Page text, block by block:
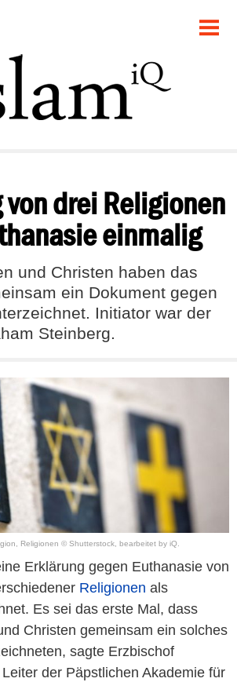
von drei Religionen
einmalig
und Christen haben das
ein Dokument gegen
Initiator war der
Steinberg.
Religionen © Shutterstock, bearbeitet by iQ.
Erklärung gegen Euthanasie von
Religionen als
Es sei das erste Mal, dass
Christen gemeinsam ein solches
sagte Erzbischof
der Päpstlichen Akademie für